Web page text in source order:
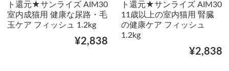
ト還元★サンライズ AIM30
室内成猫用 健康な尿路・毛
玉ケア フィッシュ 1.2kg
¥2,838
ト還元★サンライズ AIM30
11歳以上の室内猫用 腎臓
の健康ケア フィッシュ
1.2kg
¥2,838